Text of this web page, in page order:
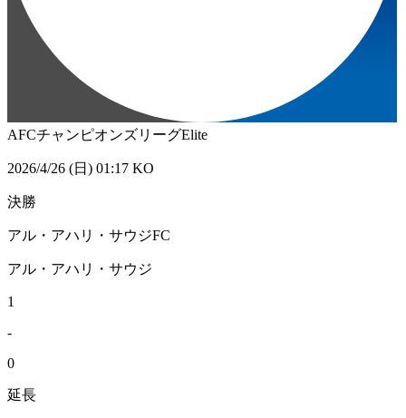
AFCチャンピオンズリーグElite
2026/4/26 (日) 01:17 KO
決勝
アル・アハリ・サウジFC
アル・アハリ・サウジ
1
-
0
延長